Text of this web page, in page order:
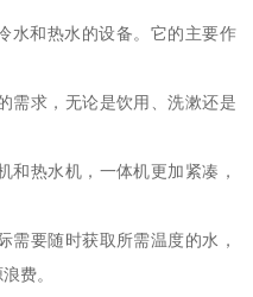
水和热水的设备。它的主要作
需求，无论是饮用、洗漱还是
和热水机，一体机更加紧凑，
需要随时获取所需温度的水，
费。